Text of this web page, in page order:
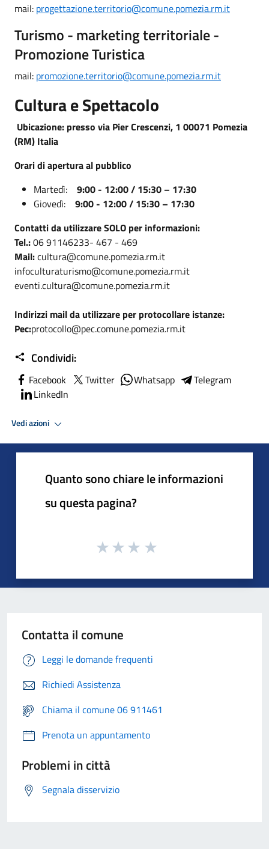
mail: progettazione.territorio@comune.pomezia.rm.it
Turismo - marketing territoriale -
Promozione Turistica
mail: promozione.territorio@comune.pomezia.rm.it
Cultura e Spettacolo
Ubicazione: presso via Pier Crescenzi, 1 00071 Pomezia
(RM) Italia
Orari di apertura al pubblico
Martedì: 9:00 - 12:00 / 15:30 – 17:30
Giovedì: 9:00 - 12:00 / 15:30 – 17:30
Contatti da utilizzare SOLO per informazioni:
Tel.:06 91146233- 467 - 469
Mail:cultura@comune.pomezia.rm.it
infoculturaturismo@comune.pomezia.rm.it
eventi.cultura@comune.pomezia.rm.it
Indirizzi mail da utilizzare per protocollare istanze:
Pec:protocollo@pec.comune.pomezia.rm.it
Condividi:
Facebook Twitter Whatsapp
Telegram
LinkedIn
Vedi azioni
Quanto sono chiare le informazioni
su questa pagina?
Contatta il comune
Leggi le domande frequenti
Richiedi Assistenza
Chiama il comune 06 911461
Prenota un appuntamento
Problemi in città
Segnala disservizio